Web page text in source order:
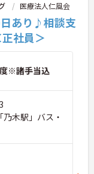
医療法人仁風会
日あり♪相談支
社員＞
※諸手当込
木駅」バス・